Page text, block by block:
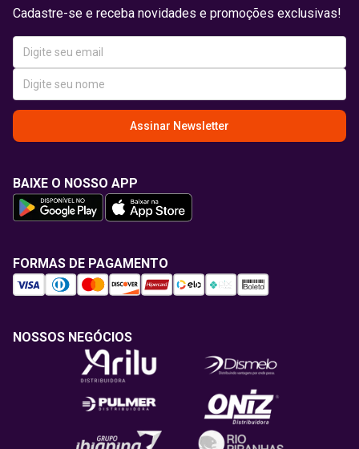
Cadastre-se e receba novidades e promoções exclusivas!
Assinar Newsletter
BAIXE O NOSSO APP
FORMAS DE PAGAMENTO
NOSSOS NEGÓCIOS